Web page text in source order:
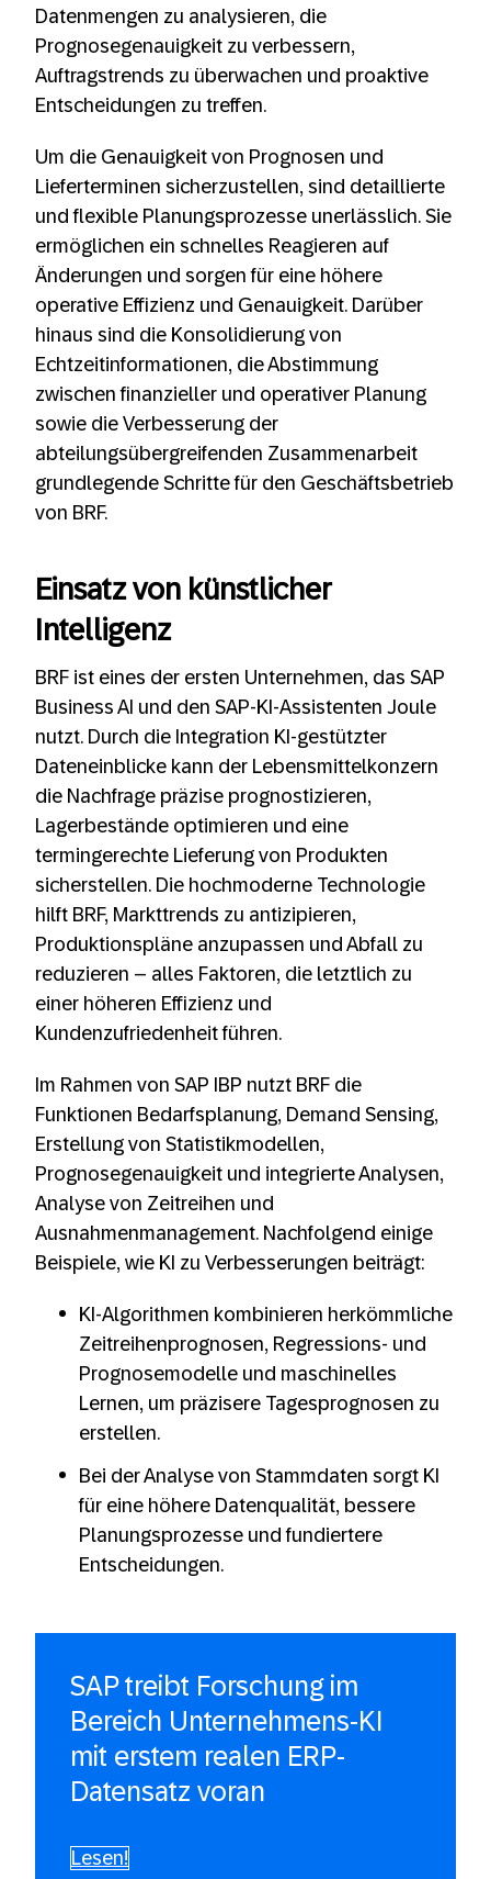
Datenmengen zu analysieren, die
Prognosegenauigkeit zu verbessern,
Auftragstrends zu überwachen und proaktive
Entscheidungen zu treffen.
Um die Genauigkeit von Prognosen und
Lieferterminen sicherzustellen, sind detaillierte
und flexible Planungsprozesse unerlässlich. Sie
ermöglichen ein schnelles Reagieren auf
Änderungen und sorgen für eine höhere
operative Effizienz und Genauigkeit. Darüber
hinaus sind die Konsolidierung von
Echtzeitinformationen, die Abstimmung
zwischen finanzieller und operativer Planung
sowie die Verbesserung der
abteilungsübergreifenden Zusammenarbeit
grundlegende Schritte für den Geschäftsbetrieb
von BRF.
Einsatz von künstlicher
Intelligenz
BRF ist eines der ersten Unternehmen, das SAP
Business AI und den SAP-KI-Assistenten Joule
nutzt. Durch die Integration KI-gestützter
Dateneinblicke kann der Lebensmittelkonzern
die Nachfrage präzise prognostizieren,
Lagerbestände optimieren und eine
termingerechte Lieferung von Produkten
sicherstellen. Die hochmoderne Technologie
hilft BRF, Markttrends zu antizipieren,
Produktionspläne anzupassen und Abfall zu
reduzieren – alles Faktoren, die letztlich zu
einer höheren Effizienz und
Kundenzufriedenheit führen.
Im Rahmen von SAP IBP nutzt BRF die
Funktionen Bedarfsplanung, Demand Sensing,
Erstellung von Statistikmodellen,
Prognosegenauigkeit und integrierte Analysen,
Analyse von Zeitreihen und
Ausnahmenmanagement. Nachfolgend einige
Beispiele, wie KI zu Verbesserungen beiträgt:
KI-Algorithmen kombinieren herkömmliche
Zeitreihenprognosen, Regressions- und
Prognosemodelle und maschinelles
Lernen, um präzisere Tagesprognosen zu
erstellen.
Bei der Analyse von Stammdaten sorgt KI
für eine höhere Datenqualität, bessere
Planungsprozesse und fundiertere
Entscheidungen.
SAP treibt Forschung im
Bereich Unternehmens-KI
mit erstem realen ERP-
Datensatz voran
Lesen!